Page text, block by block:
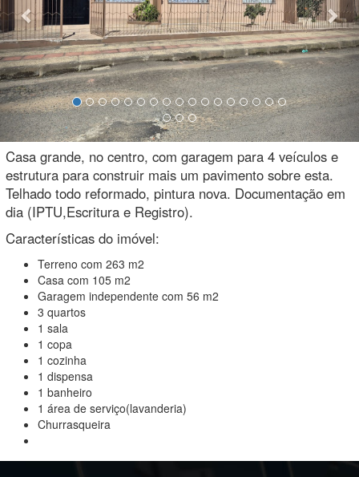
Casa grande, no centro, com garagem para 4 veículos e
estrutura para construir mais um pavimento sobre esta.
Telhado todo reformado, pintura nova. Documentação em
dia (IPTU,Escritura e Registro).
Características do imóvel:
Terreno com 263 m2
Casa com 105 m2
Garagem independente com 56 m2
3 quartos
1 sala
1 copa
1 cozinha
1 dispensa
1 banheiro
1 área de serviço(lavanderia)
Churrasqueira